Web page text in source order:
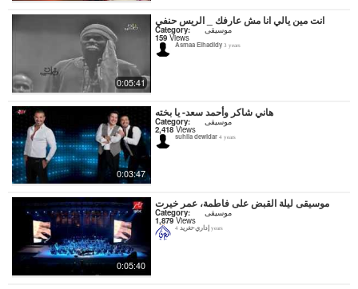
0:05:41
انت مين يالي انا مش عارفك _ الريس حنفي
Category: موسيقى
159 Views
Asmaa Elhadidy 3 years
0:03:47
هاني شاكر وأحمد سعد- يا بخته
Category: موسيقى
2,418Views
suhila dewidar 4 years
0:05:40
موسيقى ليلة القبض على فاطمة، عمر خيرت
Category: موسيقى
1,879Views
إداري-تغريد 4 years